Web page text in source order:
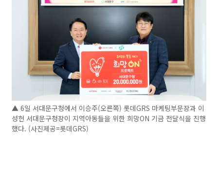
▲ 6일 서대문구청에서 이승주(오른쪽) 롯데GRS 마케팅부문장과 이
성헌 서대문구청장이 지역아동들을 위한 희망ON 기금 전달식을 진행
했다. (사진제공=롯데GRS)